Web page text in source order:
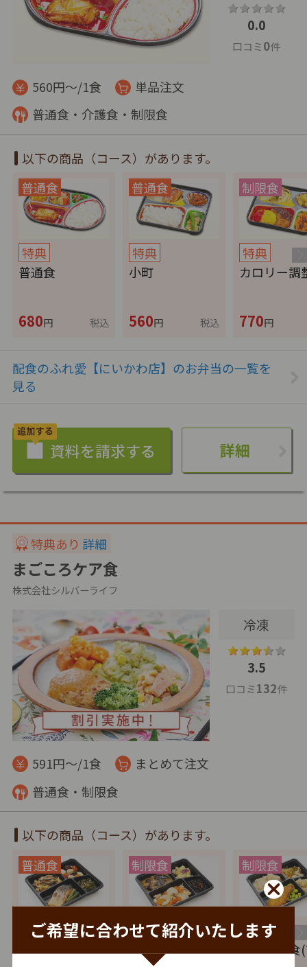
ご希望に合わせて紹介いたします
0.0
口コミ0件
560円～/1食
単品注文
普通食・介護食・制限食
以下の商品（コース）があります。
特典
普通食
680円 税込
特典
小町
560円 税込
特典
カロリー調
770円
配食のふれ愛【にいかわ店】のお弁当の一覧を
見る
詳細
特典あり 詳細
まごころケア食
株式会社シルバーライフ
冷凍
3.5
口コミ132件
591円～/1食
まとめて注文
普通食・制限食
以下の商品（コース）があります。
特典
健康バランス(7
特典
たんぱく調整食
特典
塩分制限食